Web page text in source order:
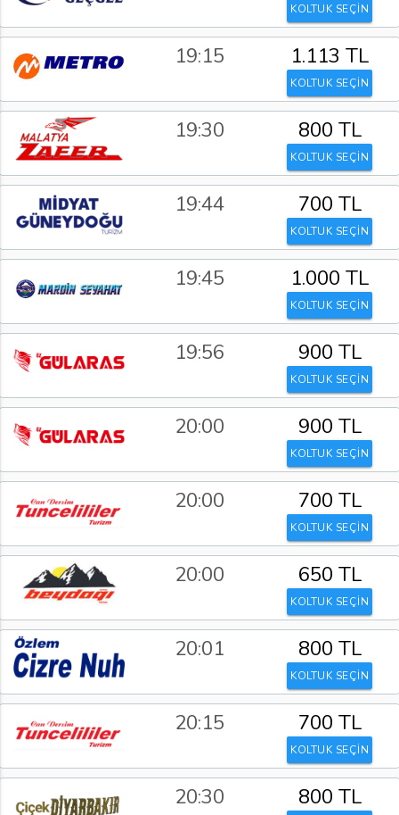
KOLTUK SEÇİN
19:15 1.113 TL
KOLTUK SEÇİN
19:30 800 TL
KOLTUK SEÇİN
19:44 700 TL
KOLTUK SEÇİN
19:45 1.000 TL
KOLTUK SEÇİN
19:56 900 TL
KOLTUK SEÇİN
20:00 900 TL
KOLTUK SEÇİN
20:00 700 TL
KOLTUK SEÇİN
20:00 650 TL
KOLTUK SEÇİN
20:01 800 TL
KOLTUK SEÇİN
20:15 700 TL
KOLTUK SEÇİN
20:30 800 TL